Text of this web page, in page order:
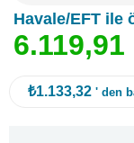
Havale/EFT ile
6.119,91
₺1.133,32 ' den